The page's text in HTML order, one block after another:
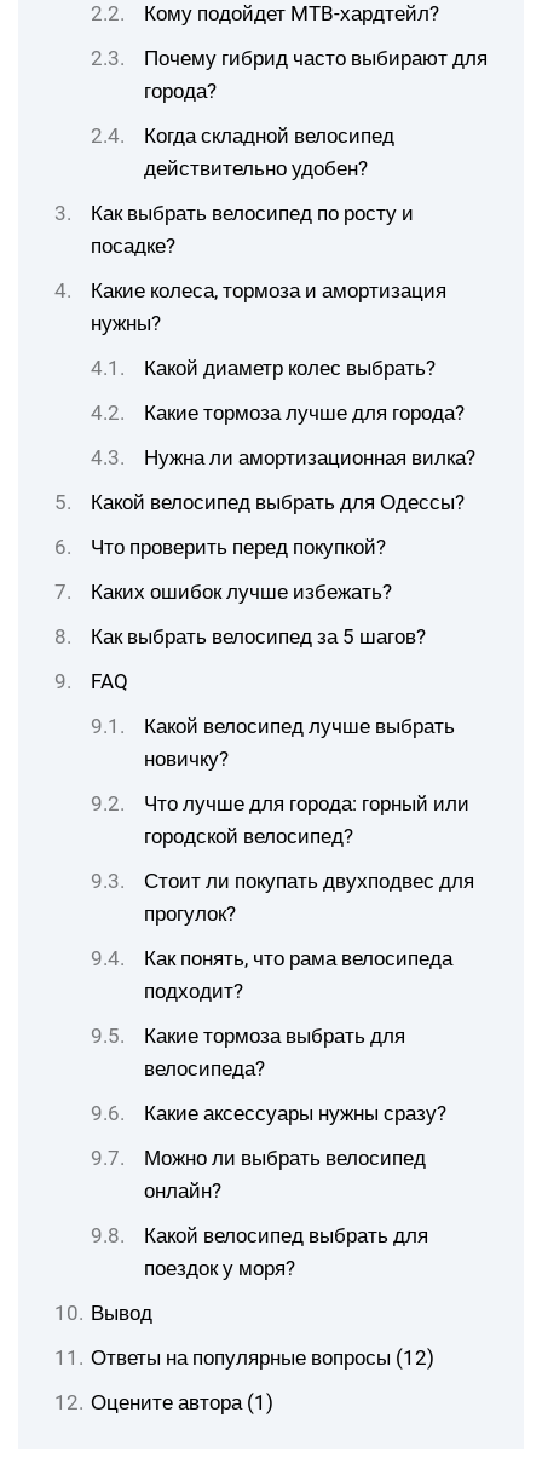
Кому подойдет MTB-хардтейл?
Почему гибрид часто выбирают для
города?
Когда складной велосипед
действительно удобен?
Как выбрать велосипед по росту и
посадке?
Какие колеса, тормоза и амортизация
нужны?
Какой диаметр колес выбрать?
Какие тормоза лучше для города?
Нужна ли амортизационная вилка?
Какой велосипед выбрать для Одессы?
Что проверить перед покупкой?
Каких ошибок лучше избежать?
Как выбрать велосипед за 5 шагов?
FAQ
Какой велосипед лучше выбрать
новичку?
Что лучше для города: горный или
городской велосипед?
Стоит ли покупать двухподвес для
прогулок?
Как понять, что рама велосипеда
подходит?
Какие тормоза выбрать для
велосипеда?
Какие аксессуары нужны сразу?
Можно ли выбрать велосипед
онлайн?
Какой велосипед выбрать для
поездок у моря?
Вывод
Ответы на популярные вопросы (12)
Оцените автора (1)